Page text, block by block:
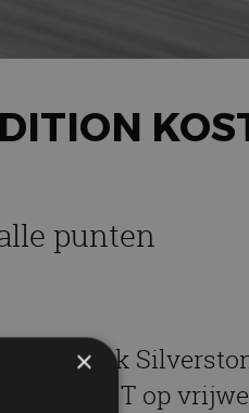
punten
GT op
×